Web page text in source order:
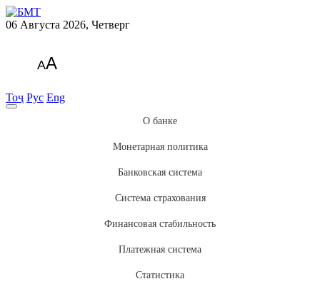
06 Августа 2026, Четверг
AA
Тоҷ Рус Eng
О банке
Монетарная политика
Банковская система
Система страхования
Финансовая стабильность
Платежная система
Статистика